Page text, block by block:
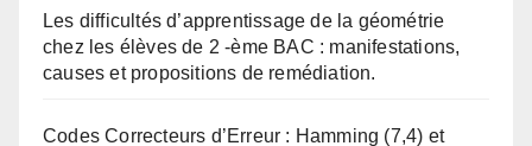
Les difficultés d’apprentissage de la géométrie
chez les élèves de 2 -ème BAC : manifestations,
causes et propositions de remédiation.
Codes Correcteurs d’Erreur : Hamming (7,4) et